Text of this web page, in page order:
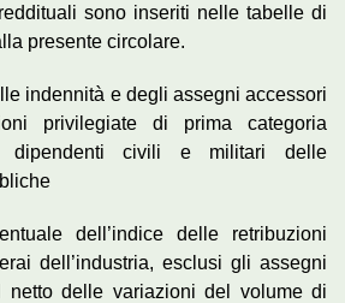
sono inseriti nelle tabelle di
presente circolare.
indennità e degli assegni accessori
privilegiate di prima categoria
dipendenti civili e militari delle
dell’indice delle retribuzioni
dell’industria, esclusi gli assegni
netto delle variazioni del volume di